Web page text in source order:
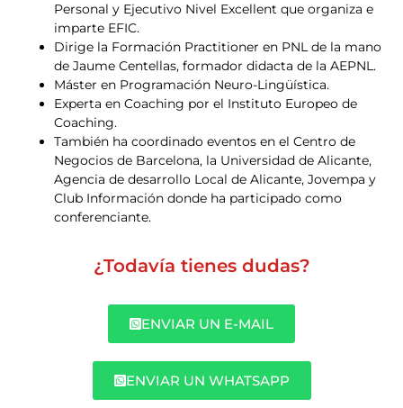
Personal y Ejecutivo Nivel Excellent que organiza e
imparte EFIC.
Dirige la Formación Practitioner en PNL de la mano
de Jaume Centellas, formador didacta de la AEPNL.
Máster en Programación Neuro-Lingüística.
Experta en Coaching por el Instituto Europeo de
Coaching.
También ha coordinado eventos en el Centro de
Negocios de Barcelona, la Universidad de Alicante,
Agencia de desarrollo Local de Alicante, Jovempa y
Club Información donde ha participado como
conferenciante.
¿Todavía tienes dudas?
ENVIAR UN E-MAIL
ENVIAR UN WHATSAPP